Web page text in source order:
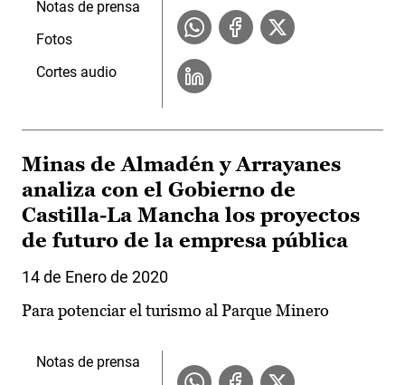
Notas de prensa
Fotos
Cortes audio
Minas de Almadén y Arrayanes
analiza con el Gobierno de
Castilla-La Mancha los proyectos
de futuro de la empresa pública
14 de Enero de 2020
Para potenciar el turismo al Parque Minero
Notas de prensa